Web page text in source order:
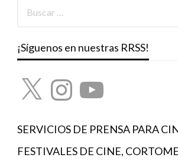
¡Síguenos en nuestras RRSS!
X InstagramYouTube
SERVICIOS DE PRENSA PARA
FESTIVALES DE CINE,